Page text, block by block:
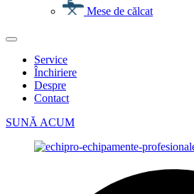
Mese de călcat
Service
Închiriere
Despre
Contact
SUNĂ ACUM